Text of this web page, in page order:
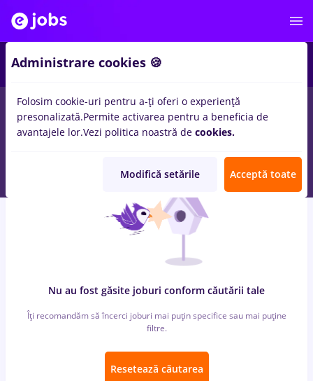
locuri de muncazidari, Part timein Bucurestipentru
Student, Entry-Level (< 2 ani)inTransport / Distributie, IT /
Telecom
Nu au fost găsite joburi conform căutării tale
Îți recomandăm să încerci joburi mai puțin specifice sau mai puține
filtre.
Resetează căutarea
Administrare cookies 🍪
Folosim cookie-uri pentru a-ți oferi o experiență
presonalizată.Permite activarea pentru a beneficia de
avantajele lor.Vezi politica noastră de cookies.
Modifică setările Acceptă toate